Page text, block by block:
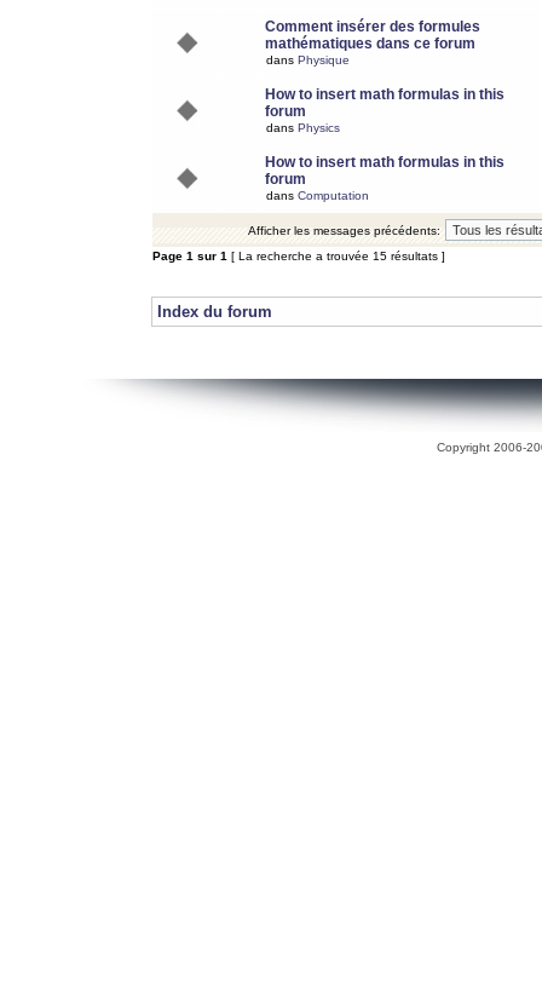
Comment insérer des formules
mathématiques dans ce forum
dans Physique
How to insert math formulas in this
forum
dans Physics
How to insert math formulas in this
forum
dans Computation
Afficher les messages précédents:
Page 1 sur 1 [ La recherche a trouvée 15 résultats ]
Index du forum
Copyright 2006-